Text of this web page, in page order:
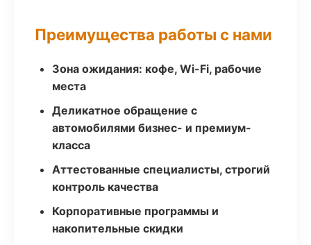
Преимущества работы с нами
Зона ожидания: кофе, Wi-Fi, рабочие
места
Деликатное обращение с
автомобилями бизнес- и премиум-
класса
Аттестованные специалисты, строгий
контроль качества
Корпоративные программы и
накопительные скидки